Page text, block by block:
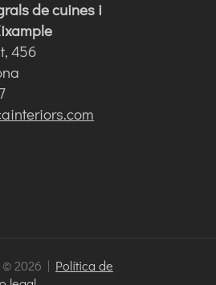
de cuines i
456
© 2026 | Política de